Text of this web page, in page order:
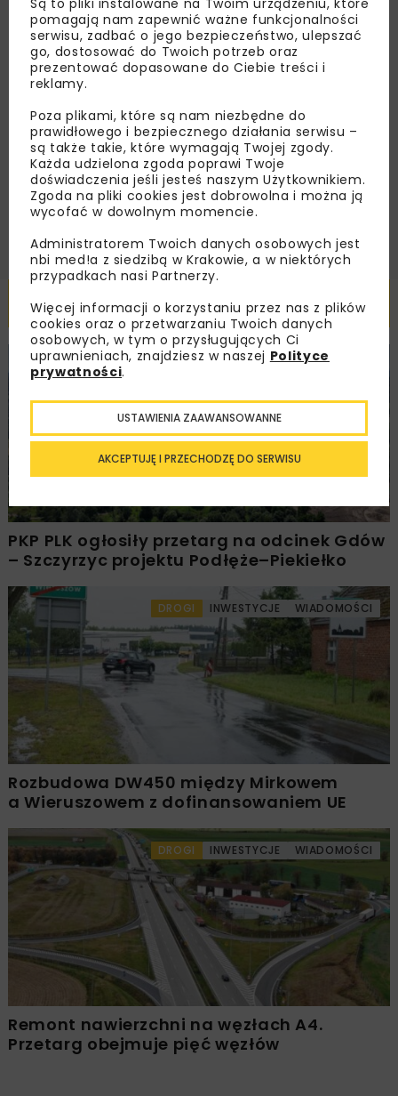
zaproszenia na wydarzenia, atrakcyjne oferty i
dedykowane akcje specjalne.
Zapoznałam/em się zPolityką Prywatności
Regulaminemoraz wyrażam zgodę na otrzymywanie na
podany przeze mnie adres e-mail korespondencji
handlowej w postaci newslettera.
ZAPISZ MNIE
Powiązane artykuły
KOLEJ WIADOMOŚCI INWESTYCJE
PKP PLK ogłosiły przetarg na odcinek Gdów
– Szczyrzyc projektu Podłęże–Piekiełko
DROGI INWESTYCJE WIADOMOŚCI
Rozbudowa DW450 między Mirkowem
a Wieruszowem z dofinansowaniem UE
DROGI INWESTYCJE WIADOMOŚCI
Remont nawierzchni na węzłach A4.
Przetarg obejmuje pięć węzłów
Są to pliki instalowane na Twoim urządzeniu, które
pomagają nam zapewnić ważne funkcjonalności
serwisu, zadbać o jego bezpieczeństwo, ulepszać
go, dostosować do Twoich potrzeb oraz
prezentować dopasowane do Ciebie treści i
reklamy.
Poza plikami, które są nam niezbędne do
prawidłowego i bezpiecznego działania serwisu –
są także takie, które wymagają Twojej zgody.
Każda udzielona zgoda poprawi Twoje
doświadczenia jeśli jesteś naszym Użytkownikiem.
Zgoda na pliki cookies jest dobrowolna i można ją
wycofać w dowolnym momencie.
Administratorem Twoich danych osobowych jest
nbi med!a z siedzibą w Krakowie, a w niektórych
przypadkach nasi Partnerzy.
Więcej informacji o korzystaniu przez nas z plików
cookies oraz o przetwarzaniu Twoich danych
osobowych, w tym o przysługujących Ci
uprawnieniach, znajdziesz w naszej Polityce
prywatności.
AKCEPTUJĘ I PRZECHODZĘ DO SERWISU
USTAWIENIA ZAAWANSOWANNE